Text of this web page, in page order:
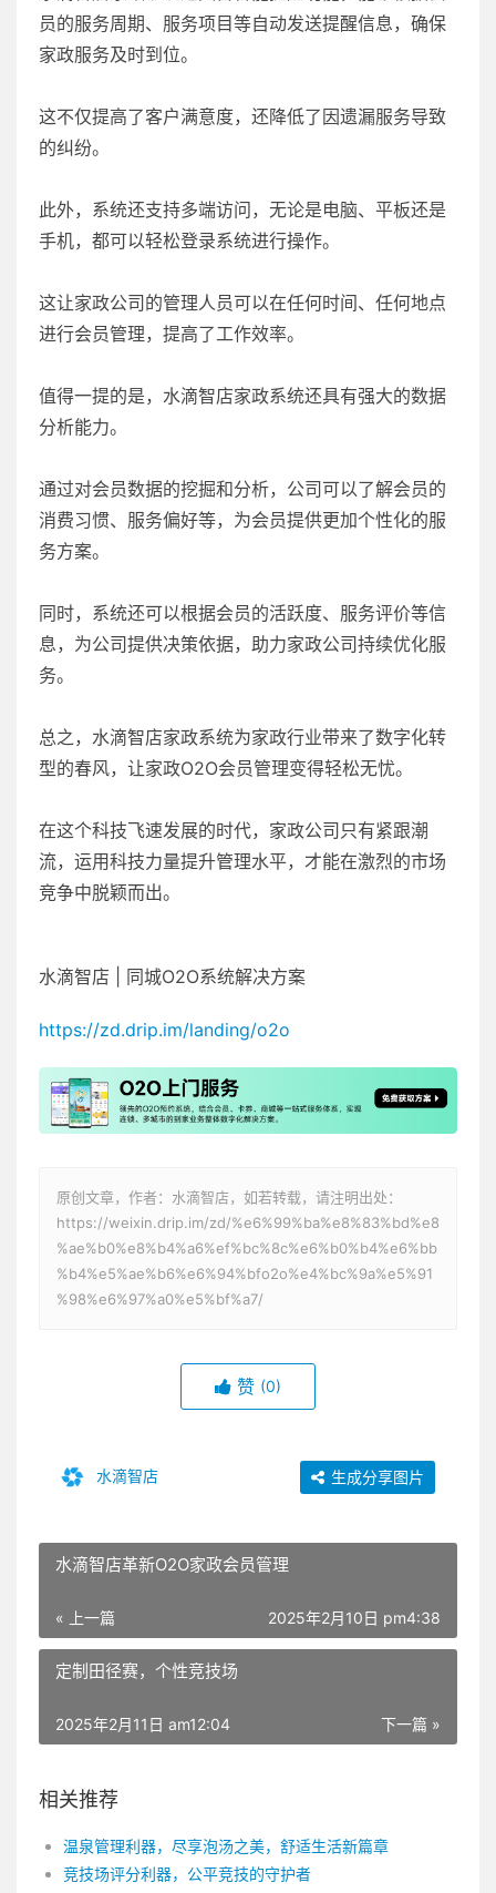
员的服务周期、服务项目等自动发送提醒信息，确保
家政服务及时到位。
这不仅提高了客户满意度，还降低了因遗漏服务导致
的纠纷。
此外，系统还支持多端访问，无论是电脑、平板还是
手机，都可以轻松登录系统进行操作。
这让家政公司的管理人员可以在任何时间、任何地点
进行会员管理，提高了工作效率。
值得一提的是，水滴智店家政系统还具有强大的数据
分析能力。
通过对会员数据的挖掘和分析，公司可以了解会员的
消费习惯、服务偏好等，为会员提供更加个性化的服
务方案。
同时，系统还可以根据会员的活跃度、服务评价等信
息，为公司提供决策依据，助力家政公司持续优化服
务。
总之，水滴智店家政系统为家政行业带来了数字化转
型的春风，让家政O2O会员管理变得轻松无忧。
在这个科技飞速发展的时代，家政公司只有紧跟潮
流，运用科技力量提升管理水平，才能在激烈的市场
竞争中脱颖而出。
水滴智店 | 同城O2O系统解决方案
https://zd.drip.im/landing/o2o
原创文章，作者：水滴智店，如若转载，请注明出处：
https://weixin.drip.im/zd/%e6%99%ba%e8%83%bd%e8
%ae%b0%e8%b4%a6%ef%bc%8c%e6%b0%b4%e6%bb
%b4%e5%ae%b6%e6%94%bfo2o%e4%bc%9a%e5%91
%98%e6%97%a0%e5%bf%a7/
赞 (0)
水滴智店 生成分享图片
水滴智店革新O2O家政会员管理
« 上一篇 2025年2月10日 pm4:38
定制田径赛，个性竞技场
下一篇 »
2025年2月11日 am12:04
相关推荐
温泉管理利器，尽享泡汤之美，舒适生活新篇章
竞技场评分利器，公平竞技的守护者